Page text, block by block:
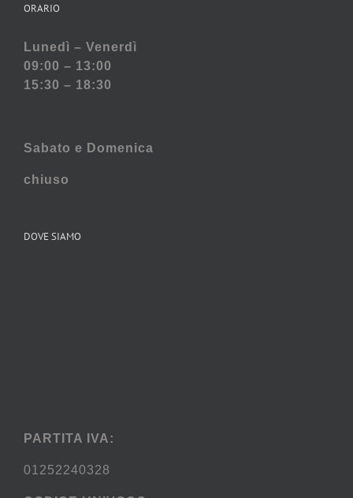
ORARIO
Lunedì – Venerdì
09:00 – 13:00
15:30 – 18:30
Sabato e Domenica
chiuso
DOVE SIAMO
PARTITA IVA:
01252240328